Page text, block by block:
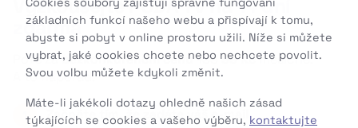
Vyzkoušejte PODA TV na14 dní
zdarma
Poté zabezkonkurenční cenu199 99 Kčměsíčně.
A to napořád.
Začněte tím, že zadáte váš e-mail
základních funkcí našeho webu a přispívají k tomu,
abyste si pobyt v online prostoru užili. Níže si můžete
vybrat, jaké cookies chcete nebo nechcete povolit.
Svou volbu můžete kdykoli změnit.
Máte-li jakékoli dotazy ohledně našich zásad
týkajících se cookies a vašeho výběru, kontaktujte